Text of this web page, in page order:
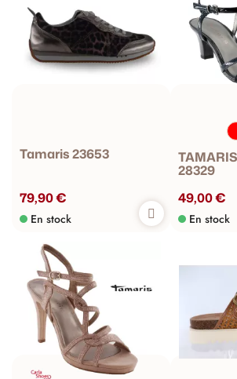
Tamaris 23653
79,90 €
En stock
28329
49,00 €
En stock